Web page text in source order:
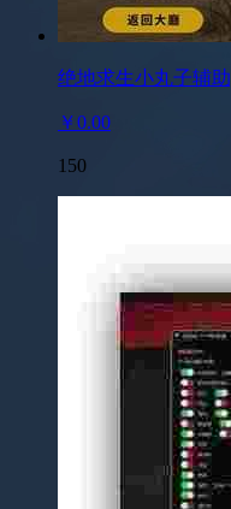
绝地求生小丸子辅
￥0.00
150